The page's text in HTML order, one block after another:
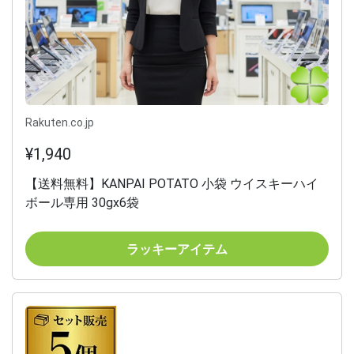
Rakuten.co.jp
¥1,940
【送料無料】KANPAI POTATO 小袋 ウイスキーハイ
ボール専用 30gx6袋
ラッキーアイテム